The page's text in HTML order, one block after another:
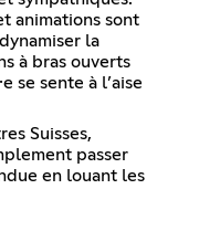
animations sont
la
à bras ouverts
se sente à l’aise
Suisses,
passer
en louant les